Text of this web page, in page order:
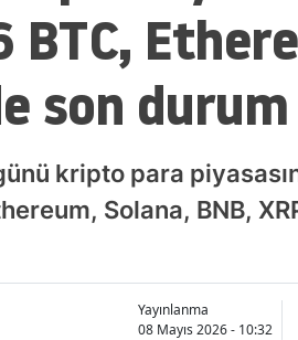
BTC,
son durum
kripto para
Solana, BNB,
Yayınlanma
08 Mayıs 2026 - 10:32